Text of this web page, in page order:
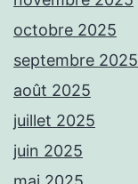
octobre 2025
septembre 2025
août 2025
juillet 2025
juin 2025